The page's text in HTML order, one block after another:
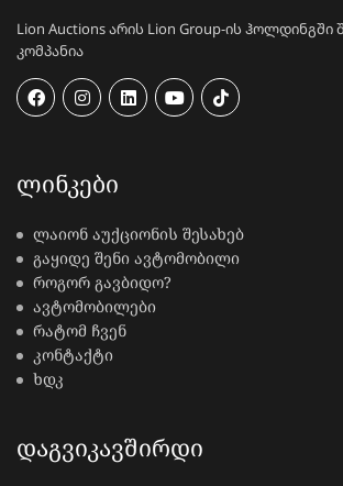
Lion Auctions არის Lion Group-ის ჰოლდინგში
კომპანია
ᲚᲘᲜᲙᲔᲑᲘ
ლაიონ აუქციონის შესახებ
გაყიდე შენი ავტომობილი
როგორ გავბიდო?
ავტომობილები
რატომ ჩვენ
კონტაქტი
ხდკ
ᲓᲐᲒᲕᲘᲙᲐᲕᲨᲘᲠᲓᲘ